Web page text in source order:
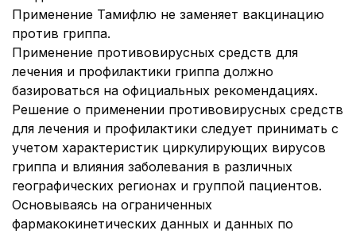
Применение Тамифлю не заменяет вакцинацию
против гриппа.
Применение противовирусных средств для
лечения и профилактики гриппа должно
базироваться на официальных рекомендациях.
Решение о применении противовирусных средств
для лечения и профилактики следует принимать с
учетом характеристик циркулирующих вирусов
гриппа и влияния заболевания в различных
географических регионах и группой пациентов.
Основываясь на ограниченных
фармакокинетических данных и данных по